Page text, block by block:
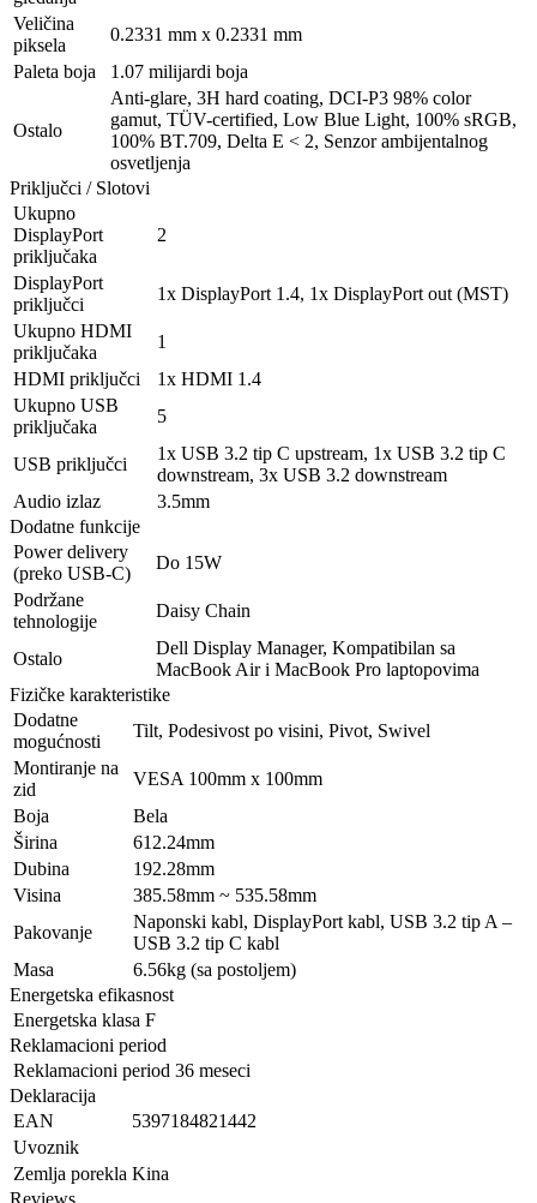
Veličina
piksela
0.2331 mm x 0.2331 mm
Paleta boja
1.07 milijardi boja
Ostalo
Anti-glare, 3H hard coating, DCI-P3 98% color
gamut, TÜV-certified, Low Blue Light, 100% sRGB,
100% BT.709, Delta E < 2, Senzor ambijentalnog
osvetljenja
Priključci / Slotovi
Ukupno
DisplayPort
priključaka
2
DisplayPort
priključci
1x DisplayPort 1.4, 1x DisplayPort out (MST)
Ukupno HDMI
priključaka
1
HDMI priključci
1x HDMI 1.4
Ukupno USB
priključaka
5
USB priključci
1x USB 3.2 tip C upstream, 1x USB 3.2 tip C
downstream, 3x USB 3.2 downstream
Audio izlaz
3.5mm
Dodatne funkcije
Power delivery
(preko USB-C)
Do 15W
Podržane
tehnologije
Daisy Chain
Ostalo
Dell Display Manager, Kompatibilan sa
MacBook Air i MacBook Pro laptopovima
Fizičke karakteristike
Dodatne
mogućnosti
Tilt, Podesivost po visini, Pivot, Swivel
Montiranje na
zid
VESA 100mm x 100mm
Boja
Bela
Širina
612.24mm
Dubina
192.28mm
Visina
385.58mm ~ 535.58mm
Pakovanje
Naponski kabl, DisplayPort kabl, USB 3.2 tip A –
USB 3.2 tip C kabl
Masa
6.56kg (sa postoljem)
Energetska efikasnost
Energetska klasa F
Reklamacioni period
Reklamacioni period 36 meseci
Deklaracija
EAN
5397184821442
Uvoznik
Zemlja porekla Kina